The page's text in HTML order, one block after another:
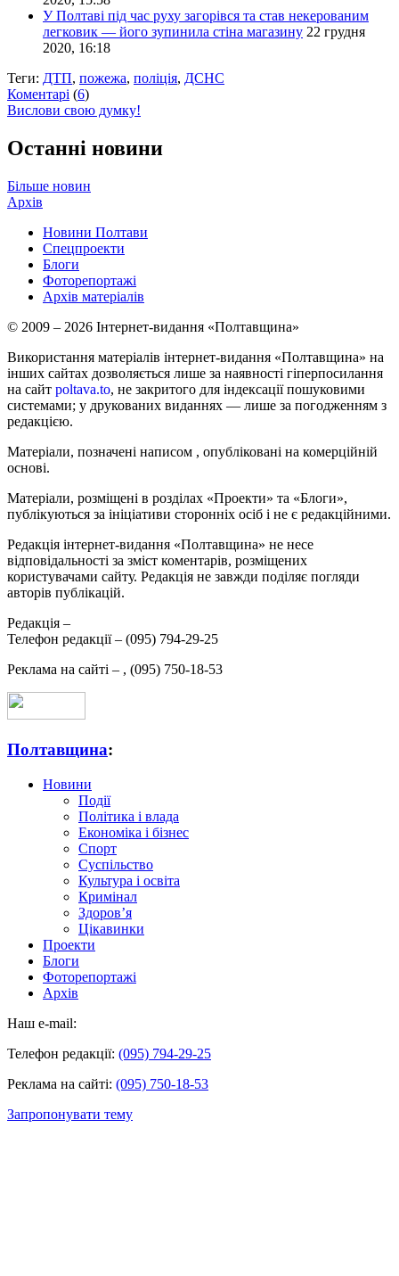
У Полтаві під час руху загорівся та став некерованим
легковик — його зупинила стіна магазину 22 грудня
2020, 16:18
Теги: ДТП, пожежа, поліція, ДСНС
Коментарі (6)
Вислови свою думку!
Останні новини
Більше новин
Архів
Новини Полтави
Спецпроекти
Блоги
Фоторепортажі
Архів матеріалів
© 2009 – 2026 Інтернет-видання «Полтавщина»
Використання матеріалів інтернет-видання «Полтавщина» на
інших сайтах дозволяється лише за наявності гіперпосилання
на сайт poltava.to, не закритого для індексації пошуковими
системами; у друкованих виданнях — лише за погодженням з
редакцією.
Матеріали, позначені написом , опубліковані на комерційній
основі.
Матеріали, розміщені в розділах «Проекти» та «Блоги»,
публікуються за ініціативи сторонніх осіб і не є редакційними.
Редакція інтернет-видання «Полтавщина» не несе
відповідальності за зміст коментарів, розміщених
користувачами сайту. Редакція не завжди поділяє погляди
авторів публікацій.
Редакція –
Телефон редакції – (095) 794-29-25
Реклама на сайті – , (095) 750-18-53
Полтавщина:
Новини
Події
Політика і влада
Економіка і бізнес
Спорт
Суспільство
Культура і освіта
Кримінал
Здоров’я
Цікавинки
Проекти
Блоги
Фоторепортажі
Архів
Наш e-mail:
Телефон редакції: (095) 794-29-25
Реклама на сайті: (095) 750-18-53
Запропонувати тему